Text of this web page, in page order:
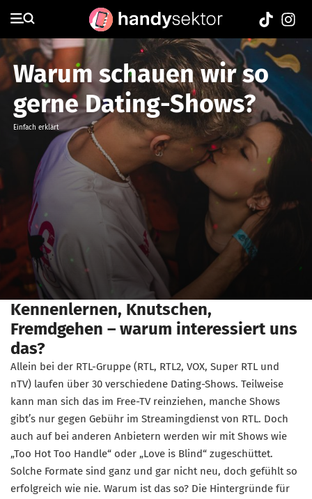
Warum schauen wir so
gerne Dating-Shows?
Einfach erklärt
Kennenlernen, Knutschen,
Fremdgehen – warum interessiert uns
das?
Allein bei der RTL-Gruppe (RTL, RTL2, VOX, Super RTL und
nTV) laufen über 30 verschiedene Dating-Shows. Teilweise
kann man sich das im Free-TV reinziehen, manche Shows
gibt’s nur gegen Gebühr im Streamingdienst von RTL. Doch
auch auf bei anderen Anbietern werden wir mit Shows wie
„Too Hot Too Handle“ oder „Love is Blind“ zugeschüttet.
Solche Formate sind ganz und gar nicht neu, doch gefühlt so
erfolgreich wie nie. Warum ist das so? Die Hintergründe für